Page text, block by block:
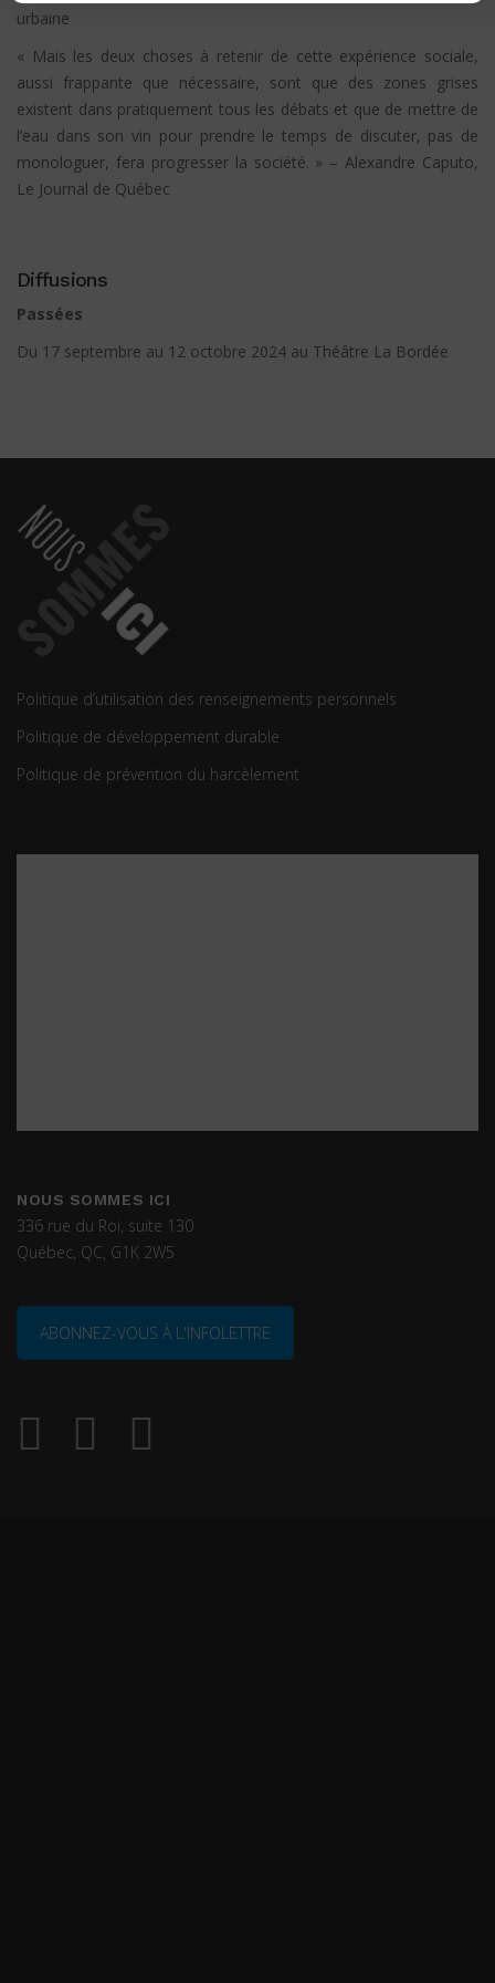
urbaine
« Mais les deux choses à retenir de cette expérience sociale,
aussi frappante que nécessaire, sont que des zones grises
existent dans pratiquement tous les débats et que de mettre de
l’eau dans son vin pour prendre le temps de discuter, pas de
monologuer, fera progresser la société. » –Alexandre Caputo,
Le Journal de Québec
Diffusions
Passées
Du 17 septembre au 12 octobre 2024 au Théâtre La Bordée
Politique d’utilisation des renseignements personnels
Politique de développement durable
Politique de prévention du harcèlement
NOUS SOMMES ICI
336 rue du Roi, suite 130
Québec, QC, G1K 2W5
ABONNEZ-VOUS À L'INFOLETTRE